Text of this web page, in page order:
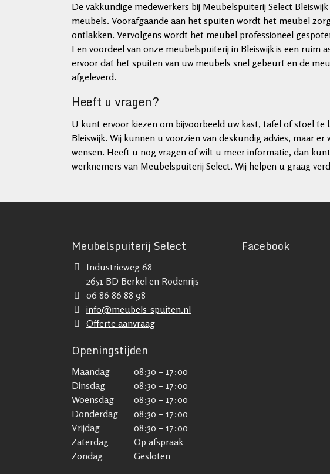
De vakkundige medewerkers bij Meubelspuiterij Select
meubels. Voorafgaande aan het spuiten wordt het meubel
ontlakken. Vervolgens wordt het meubel professioneel
Een voordeel van onze meubelspuiterij in Bleiswijk is een ruim
ervoor dat het spuiten van uw meubels snel gebeurt en de
afgeleverd.
Heeft u vragen?
U kunt ervoor kiezen om bijvoorbeeld uw kast, tafel of stoel
Bleiswijk. Wij kunnen u voorzien van deskundig advies, maar
wensen. Heeft u nog vragen of wilt u meer informatie, dan
werknemers van Meubelspuiterij Select. Wij helpen u graag
Meubelspuiterij Select
Industrieweg 68
2651 BD Berkel en Rodenrijs
06 86 86 88 98
info@meubels-spuiten.nl
Offerte aanvraag
Openingstijden
Maandag
08:30 – 17:00
Dinsdag
08:30 – 17:00
Woensdag
08:30 – 17:00
Donderdag
08:30 – 17:00
Vrijdag
08:30 – 17:00
Zaterdag
Op afspraak
Zondag
Gesloten
Facebook